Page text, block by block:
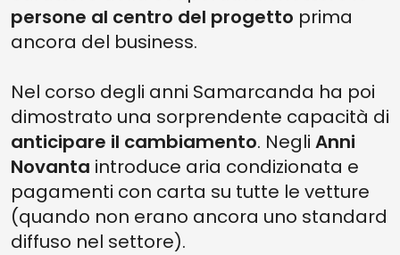
persone al centro del progetto prima
ancora del business.
Nel corso degli anni Samarcanda ha poi
dimostrato una sorprendente capacità di
anticipare il cambiamento. Negli Anni
Novanta introduce aria condizionata e
pagamenti con carta su tutte le vetture
(quando non erano ancora uno standard
diffuso nel settore).